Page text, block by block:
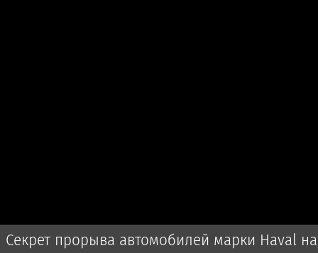
Секрет прорыва автомобилей марки Haval на